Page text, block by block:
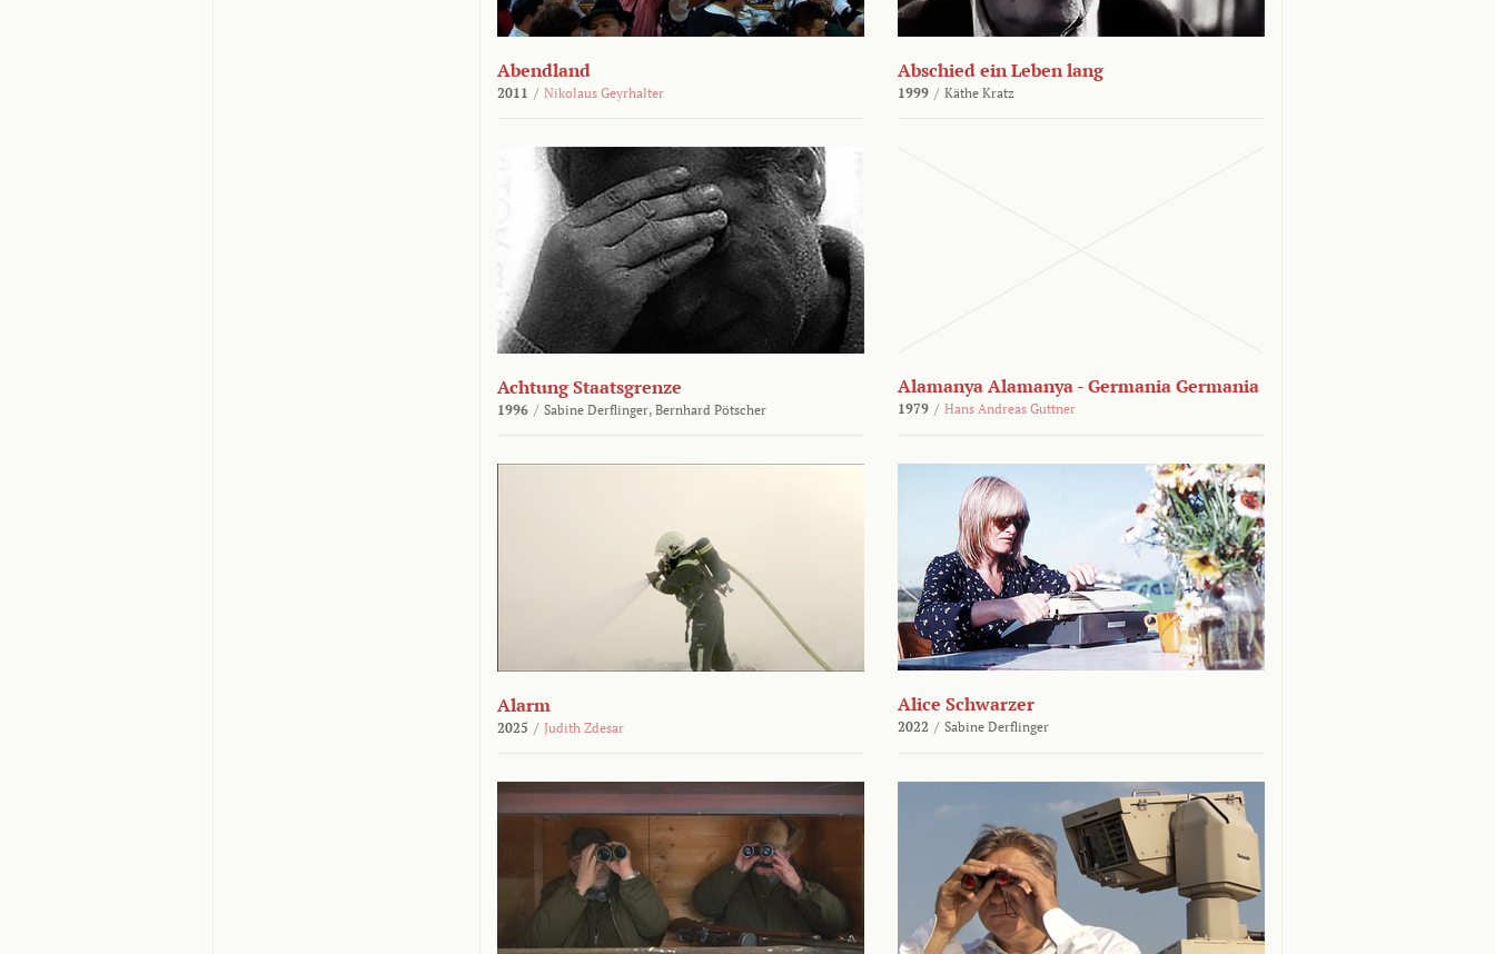
Abendland
2011 / Nikolaus Geyrhalter
Abschied ein Leben lang
1999 / Käthe Kratz
Achtung Staatsgrenze
1996 / Sabine Derflinger, Bernhard Pötscher
Alamanya Alamanya - Germania Germania
1979 / Hans Andreas Guttner
Alarm
2025 / Judith Zdesar
Alice Schwarzer
2022 / Sabine Derflinger